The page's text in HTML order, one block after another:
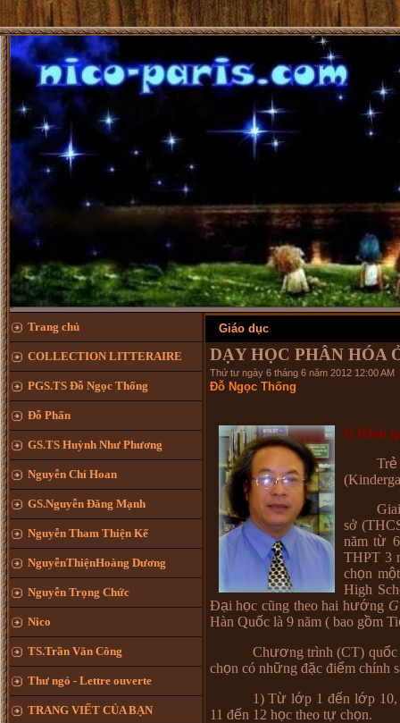
Trang chủ
COLLECTION LITTERAIRE
PGS.TS Đỗ Ngọc Thống
Đỗ Phấn
GS.TS Huỳnh Như Phương
Nguyễn Chí Hoan
GS.Nguyễn Đăng Mạnh
Nguyễn Tham Thiện Kế
NguyễnThiệnHoàng Dương
Nguyễn Trọng Chức
Nico
TS.Trần Văn Công
Thư ngỏ - Lettre ouverte
TRANG VIẾT CỦA BẠN
Giáo dục
DẠY HỌC PHÂN HÓA
Thứ tư ngày 6 tháng 6 năm 2012 12:00 AM
Đỗ Ngọc Thống
I) Khái
Trẻ
sở
năm từ
THPT 3
chọn mộ
High
Đại học cũng theo hai hướng
Hàn Quốc là9 năm ( bao gồm Ti
Chương trình (CT) quốc
chọn cónhững đặc điểm chính
1) Từ lớp 1 đến lớp
11 đến 12 học theo tựchọn.